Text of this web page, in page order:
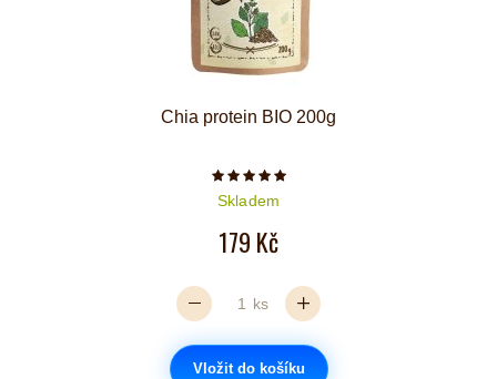
Chia protein BIO 200g
Počet hvězdiček je 5 z 5
Skladem
179 Kč
ks
Vložit do košíku